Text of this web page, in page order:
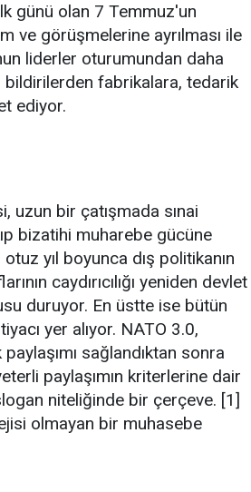
günü olan 7 Temmuz'un
ve görüşmelerine ayrılması ile
liderler oturumundan daha
bildirilerden fabrikalara, tedarik
ediyor.
uzun bir çatışmada sınai
bizatihi muharebe gücüne
yıl boyunca dış politikanın
caydırıcılığı yeniden devlet
duruyor. En üstte ise bütün
yer alıyor. NATO 3.0,
sağlandıktan sonra
paylaşımın kriterlerine dair
niteliğinde bir çerçeve. [1]
olmayan bir muhasebe